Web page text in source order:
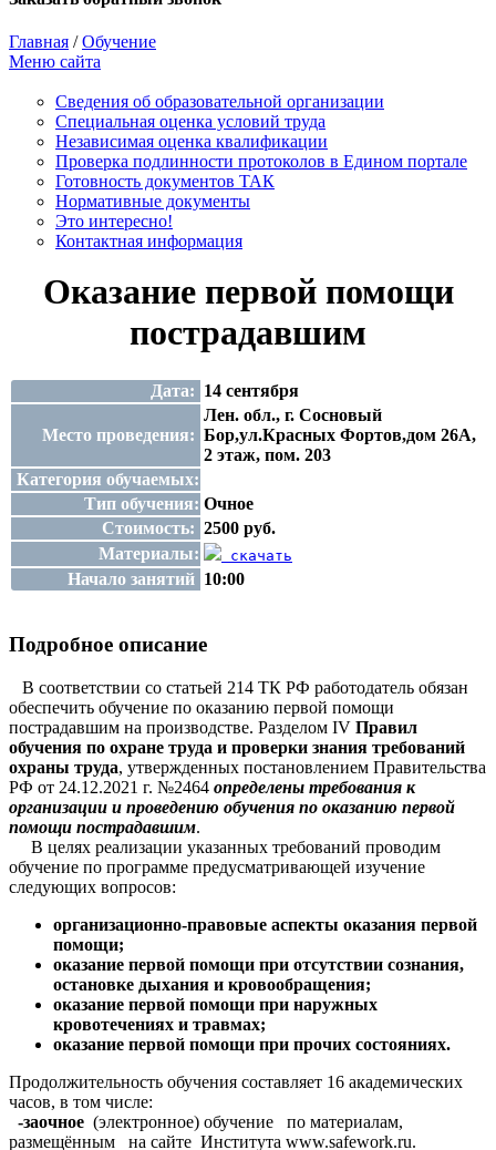
Главная /Обучение
Меню сайта
Сведения об образовательной организации
Cпециальная оценка условий труда
Независимая оценка квалификации
Проверка подлинности протоколов в Едином портале
Готовность документов ТАК
Нормативные документы
Это интересно!
Контактная информация
Оказание первой помощи
пострадавшим
Дата: 14 сентября
Место проведения:
Лен. обл., г. Сосновый
Бор,ул.Красных Фортов,дом 26А,
2 этаж, пом. 203
Категория обучаемых:
Тип обучения: Очное
Стоимость: 2500 руб.
Материалы:
скачать
Начало занятий 10:00
Подробное описание
В соответствии со статьей 214 ТК РФ работодатель обязан
обеспечить обучение по оказанию первой помощи
пострадавшим на производстве. Разделом IV Правил
обучения по охране труда и проверки знания требований
охраны труда, утвержденных постановлением Правительства
РФ от 24.12.2021 г. №2464 определены требования к
организации и проведению обучения по оказанию первой
помощи пострадавшим.
В целях реализации указанных требований проводим
обучение по программе предусматривающей изучение
следующих вопросов:
организационно-правовые аспекты оказания первой
помощи;
оказание первой помощи при отсутствии сознания,
остановке дыхания и кровообращения;
оказание первой помощи при наружных
кровотечениях и травмах;
оказание первой помощи при прочих состояниях.
Продолжительность обучения составляет 16 академических
часов, в том числе:
-заочное (электронное) обучение
по материалам,
размещённым на сайте Института www.safework.ru.